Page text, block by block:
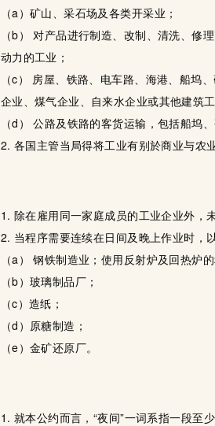
（a）矿山、采石场及各类开采业；
（b） 对产品进行制造、改制、清洗、
动力的工业；
（c） 房屋、铁路、电车路、海港、船坞
企业、煤气企业、自来水企业或其他建筑
（d） 公路及铁路的客货运输，包括船坞
2. 各国主管当局得将工业有别於商业与农
1. 除在雇用同一家庭成员的工业企业外，
2. 当程序需要连续在日间及晚上作业时，
（a） 钢铁制造业；使用反射炉及回热炉
（b）玻璃制品厂；
（c）造纸；
（d）原糖制造；
（e）金矿还原厂。
1. 就本公约而言，“夜间”一词系指一段至